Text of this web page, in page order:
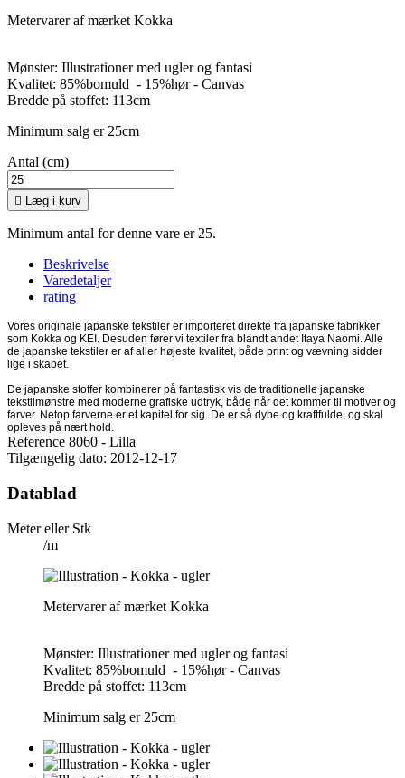
Metervarer af mærket Kokka
Mønster: Illustrationer med ugler og fantasi
Kvalitet: 85%bomuld - 15%hør - Canvas
Bredde på stoffet: 113cm
Minimum salg er 25cm
Antal (cm)
 Læg i kurv
Minimum antal for denne vare er 25.
Beskrivelse
Varedetaljer
rating
Vores originale japanske tekstiler er importeret direkte fra japanske fabrikker
som Kokka og KEI. Desuden fører vi textiler fra blandt andet Itaya Naomi. Alle
de japanske tekstiler er af aller højeste kvalitet, både print og vævning sidder
lige i skabet.
De japanske stoffer kombinerer på fantastisk vis de traditionelle japanske
tekstilmønstre med moderne grafiske udtryk, både når det kommer til motiver og
farver. Netop farverne er et kapitel for sig. De er så dybe og kraftfulde, og skal
opleves på nært hold.
Reference 8060 - Lilla
Tilgængelig dato: 2012-12-17
Datablad
Meter eller Stk
/m
Metervarer af mærket Kokka
Mønster: Illustrationer med ugler og fantasi
Kvalitet: 85%bomuld - 15%hør - Canvas
Bredde på stoffet: 113cm
Minimum salg er 25cm